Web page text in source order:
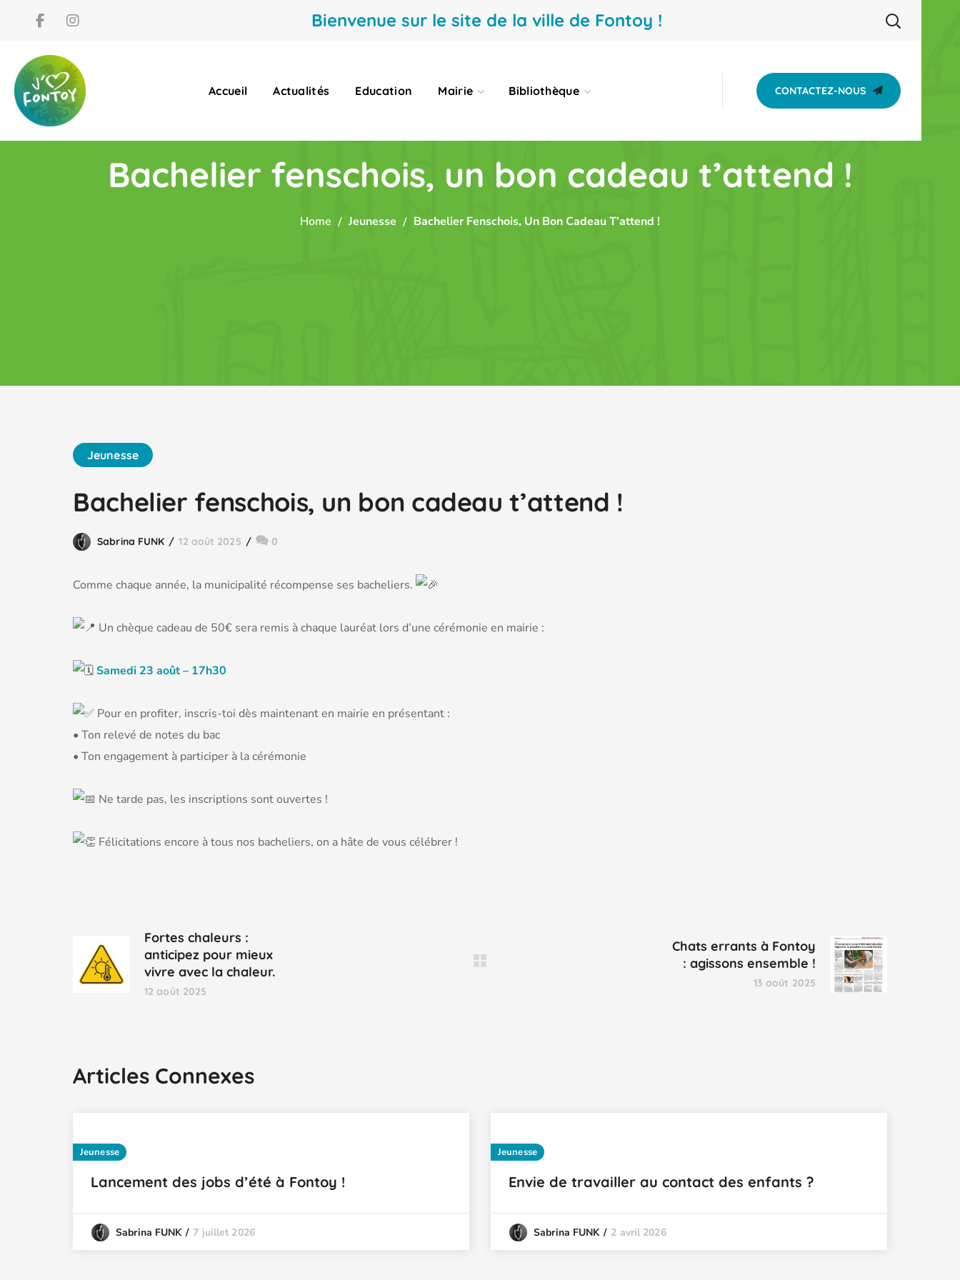
Bienvenue sur le site de la ville de Fontoy !
Accueil Actualités Education Mairie Bibliothèque CONTACTEZ-NOUS
Bachelier fenschois, un bon cadeau t’attend !
Home Jeunesse Bachelier Fenschois, Un Bon Cadeau T’attend !
Jeunesse
Bachelier fenschois, un bon cadeau t’attend !
Sabrina FUNK 12 août 2025 0
Comme chaque année, la municipalité récompense ses bacheliers.
Un chèque cadeau de 50€ sera remis à chaque lauréat lors d’une cérémonie en mairie :
Samedi 23 août – 17h30
Pour en profiter, inscris-toi dès maintenant en mairie en présentant :
• Ton relevé de notes du bac
• Ton engagement à participer à la cérémonie
Ne tarde pas, les inscriptions sont ouvertes !
Félicitations encore à tous nos bacheliers, on a hâte de vous célébrer !
Fortes chaleurs :
anticipez pour mieux
vivre avec la chaleur.
12 août 2025
Chats errants à Fontoy
: agissons ensemble !
13 août 2025
Articles Connexes
Jeunesse
Lancement des jobs d’été à Fontoy !
Sabrina FUNK 7 juillet 2026
Jeunesse
Envie de travailler au contact des enfants ?
Sabrina FUNK 2 avril 2026